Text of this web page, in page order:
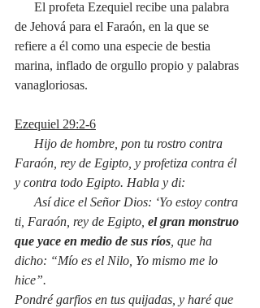
de Jehová para el Faraón, en la que se
refiere a él como una especie de bestia
marina, inflado de orgullo propio y palabras
vanagloriosas.
Ezequiel 29:2-6
Faraón, rey de Egipto, y profetiza contra él
y contra todo Egipto. Habla y di:
ti, Faraón, rey de Egipto, el gran monstruo
que yace en medio de sus ríos , que ha
dicho: “Mío es el Nilo, Yo mismo me lo
hice”.
Pondré garfios en tus quijadas, y haré que